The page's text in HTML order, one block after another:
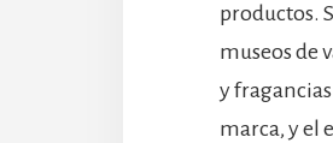
productos.
museos de
y
marca, y el